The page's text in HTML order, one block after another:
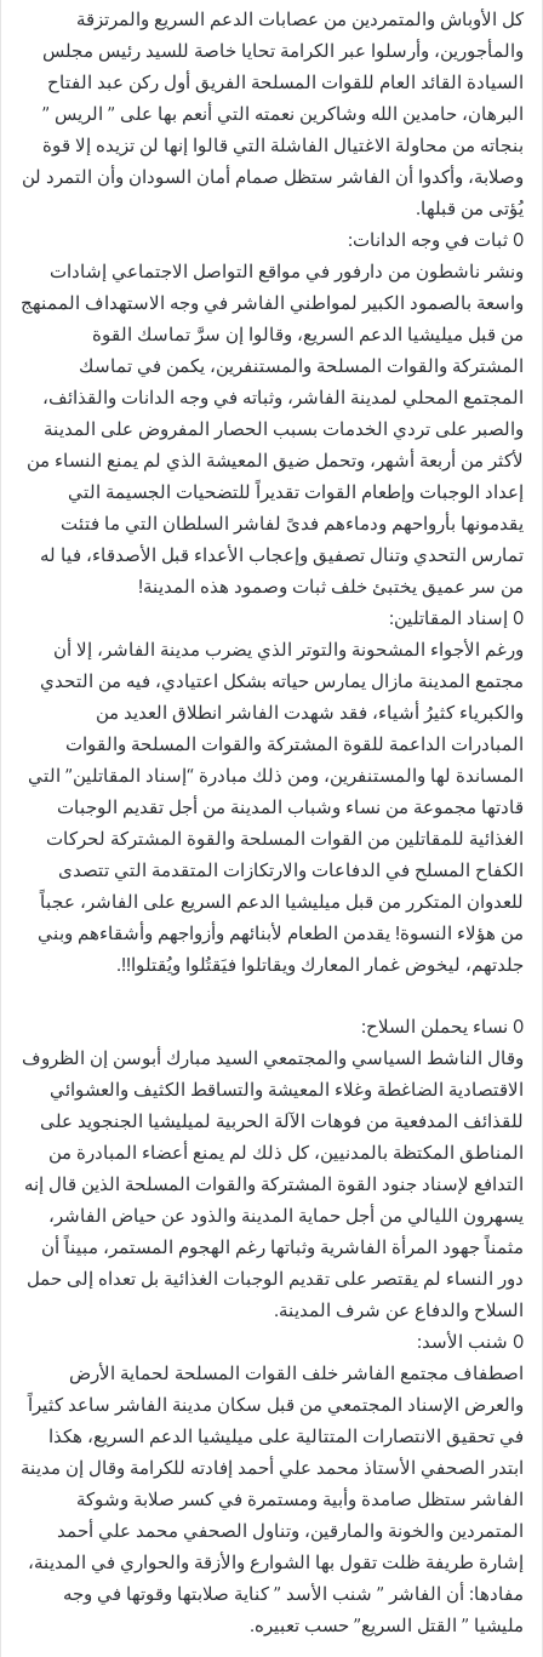
كل الأوباش والمتمردين من عصابات الدعم السريع والمرتزقة
والمأجورين، وأرسلوا عبر الكرامة تحايا خاصة للسيد رئيس مجلس
السيادة القائد العام للقوات المسلحة الفريق أول ركن عبد الفتاح
البرهان، حامدين الله وشاكرين نعمته التي أنعم بها على ” الريس ”
بنجاته من محاولة الاغتيال الفاشلة التي قالوا إنها لن تزيده إلا قوة
وصلابة، وأكدوا أن الفاشر ستظل صمام أمان السودان وأن التمرد لن
يُؤتى من قبلها.
0 ثبات في وجه الدانات:
ونشر ناشطون من دارفور في مواقع التواصل الاجتماعي إشادات
واسعة بالصمود الكبير لمواطني الفاشر في وجه الاستهداف الممنهج
من قبل ميليشيا الدعم السريع، وقالوا إن سرَّ تماسك القوة
المشتركة والقوات المسلحة والمستنفرين، يكمن في تماسك
المجتمع المحلي لمدينة الفاشر، وثباته في وجه الدانات والقذائف،
والصبر على تردي الخدمات بسبب الحصار المفروض على المدينة
لأكثر من أربعة أشهر، وتحمل ضيق المعيشة الذي لم يمنع النساء من
إعداد الوجبات وإطعام القوات تقديراً للتضحيات الجسيمة التي
يقدمونها بأرواحهم ودماءهم فدىً لفاشر السلطان التي ما فتئت
تمارس التحدي وتنال تصفيق وإعجاب الأعداء قبل الأصدقاء، فيا له
من سر عميق يختبئ خلف ثبات وصمود هذه المدينة!
0 إسناد المقاتلين:
ورغم الأجواء المشحونة والتوتر الذي يضرب مدينة الفاشر، إلا أن
مجتمع المدينة مازال يمارس حياته بشكل اعتيادي، فيه من التحدي
والكبرياء كثيرُ أشياء، فقد شهدت الفاشر انطلاق العديد من
المبادرات الداعمة للقوة المشتركة والقوات المسلحة والقوات
المساندة لها والمستنفرين، ومن ذلك مبادرة “إسناد المقاتلين” التي
قادتها مجموعة من نساء وشباب المدينة من أجل تقديم الوجبات
الغذائية للمقاتلين من القوات المسلحة والقوة المشتركة لحركات
الكفاح المسلح في الدفاعات والارتكازات المتقدمة التي تتصدى
للعدوان المتكرر من قبل ميليشيا الدعم السريع على الفاشر، عجباً
من هؤلاء النسوة! يقدمن الطعام لأبنائهم وأزواجهم وأشقاءهم وبني
جلدتهم، ليخوض غمار المعارك ويقاتلوا فيَقتُلوا ويُقتلوا!!.
0 نساء يحملن السلاح:
وقال الناشط السياسي والمجتمعي السيد مبارك أبوسن إن الظروف
الاقتصادية الضاغطة وغلاء المعيشة والتساقط الكثيف والعشوائي
للقذائف المدفعية من فوهات الآلة الحربية لميليشيا الجنجويد على
المناطق المكتظة بالمدنيين، كل ذلك لم يمنع أعضاء المبادرة من
التدافع لإسناد جنود القوة المشتركة والقوات المسلحة الذين قال إنه
يسهرون الليالي من أجل حماية المدينة والذود عن حياض الفاشر،
مثمناً جهود المرأة الفاشرية وثباتها رغم الهجوم المستمر، مبيناً أن
دور النساء لم يقتصر على تقديم الوجبات الغذائية بل تعداه إلى حمل
السلاح والدفاع عن شرف المدينة.
0 شنب الأسد:
اصطفاف مجتمع الفاشر خلف القوات المسلحة لحماية الأرض
والعرض الإسناد المجتمعي من قبل سكان مدينة الفاشر ساعد كثيراً
في تحقيق الانتصارات المتتالية على ميليشيا الدعم السريع، هكذا
ابتدر الصحفي الأستاذ محمد علي أحمد إفادته للكرامة وقال إن مدينة
الفاشر ستظل صامدة وأبية ومستمرة في كسر صلابة وشوكة
المتمردين والخونة والمارقين، وتناول الصحفي محمد علي أحمد
إشارة طريفة ظلت تقول بها الشوارع والأزقة والحواري في المدينة،
مفادها: أن الفاشر ” شنب الأسد ” كناية صلابتها وقوتها في وجه
مليشيا ” القتل السريع” حسب تعبيره.